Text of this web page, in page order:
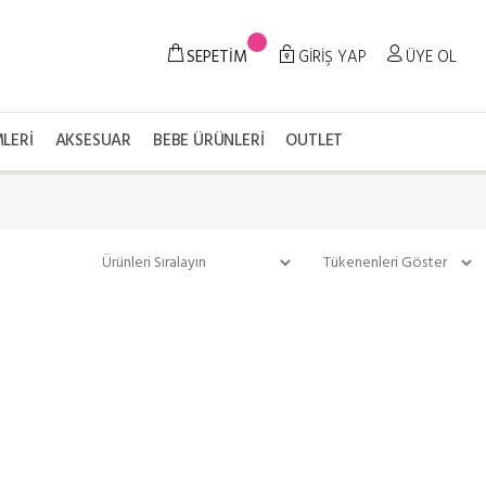
SEPETİM GİRİŞ YAP ÜYE OL
AKSESUAR BEBE ÜRÜNLERI OUTLET